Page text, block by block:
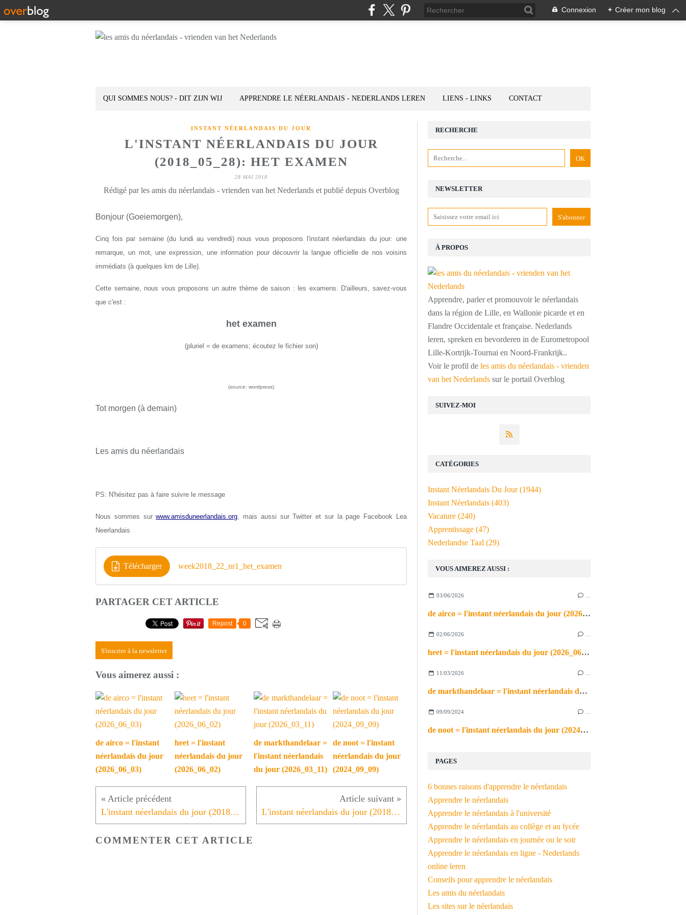
Connexion + Créer mon blog
QUI SOMMES NOUS? - DIT ZIJN WIJ APPRENDRE LE NÉERLANDAIS - NEDERLANDS LEREN LIENS - LINKS CONTACT
INSTANT NÉERLANDAIS DU JOUR
L'INSTANT NÉERLANDAIS DU JOUR
(2018_05_28): HET EXAMEN
28 MAI 2018
Rédigé par les amis du néerlandais - vrienden van het Nederlands et publié depuis Overblog
Bonjour (Goeiemorgen),
Cinq fois par semaine (du lundi au vendredi) nous vous proposons l'instant néerlandais du jour: une
remarque, un mot, une expression, une information pour découvrir la langue officielle de nos voisins
immédiats (à quelques km de Lille).
Cette semaine, nous vous proposons un autre thème de saison : les examens. D'ailleurs, savez-vous
que c'est :
het examen
(pluriel = de examens; écoutez le fichier son)
(source: wordpress)
Tot morgen (à demain)
Les amis du néerlandais
PS: N'hésitez pas à faire suivre le message
Nous sommes surwww.amisduneerlandais.org, mais aussi sur Twitter et sur la page Facebook Lea
Neerlandais
Télécharger week2018_22_nr1_het_examen
PARTAGER CET ARTICLE
Repost 0
S'inscrire à la newsletter
Vous aimerez aussi :
de airco = l'instant
néerlandais du jour
(2026_06_03)
heet = l'instant
néerlandais du jour
(2026_06_02)
de markthandelaar =
l'instant néerlandais
du jour (2026_03_11)
de noot = l'instant
néerlandais du jour
(2024_09_09)
L'instant néerlandais du jour (2018_05_25): de seizoenarbeider L'instant néerlandais du jour (2018_05_29): blokken
COMMENTER CET ARTICLE
NEWSLETTER
SUIVEZ-MOI
RECHERCHE
À PROPOS
Apprendre, parler et promouvoir le néerlandais
dans la région de Lille, en Wallonie picarde et en
Flandre Occidentale et française. Nederlands
leren, spreken en bevorderen in de Eurometropool
Lille-Kortrijk-Tournai en Noord-Frankrijk..
Voir le profil de les amis du néerlandais - vrienden
van het Nederlands sur le portail Overblog
VOUS AIMEREZ AUSSI :
03/06/2026
de airco = l'instant néerlandais du jour (2026_06_03)
02/06/2026
heet = l'instant néerlandais du jour (2026_06_02)
11/03/2026
de markthandelaar = l'instant néerlandais du jour (2026_03_11)
09/09/2024
de noot = l'instant néerlandais du jour (2024_09_09)
PAGES
6 bonnes raisons d'apprendre le néerlandais
Apprendre le néerlandais
Apprendre le néerlandais à l'université
Apprendre le néerlandais au collège et au lycée
Apprendre le néerlandais en journée ou le soir
Apprendre le néerlandais en ligne - Nederlands
online leren
Conseils pour apprendre le néerlandais
Les amis du néerlandais
Les sites sur le néerlandais
CATÉGORIES
Instant Néerlandais Du Jour(1944)
Instant Néerlandais (403)
Vacature (240)
Apprentissage (47)
Nederlandse Taal (29)